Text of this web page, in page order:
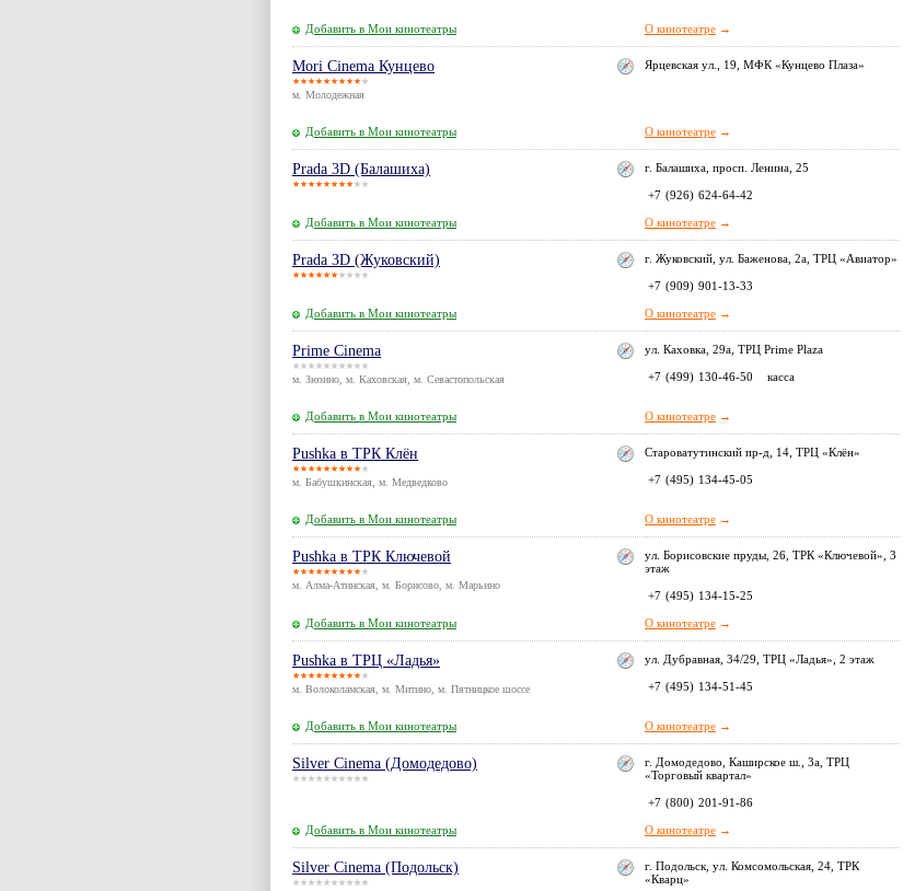
Добавить в Мои кинотеатры О кинотеатре →
Mori Cinema Кунцево
м. Молодежная
Ярцевская ул., 19, МФК «Кунцево Плаза»
Добавить в Мои кинотеатры О кинотеатре →
Prada 3D (Балашиха) г. Балашиха, просп. Ленина, 25
+7 (926) 624-64-42
Добавить в Мои кинотеатры О кинотеатре →
Prada 3D (Жуковский) г. Жуковский, ул. Баженова, 2а, ТРЦ «Авиатор»
+7 (909) 901-13-33
Добавить в Мои кинотеатры О кинотеатре →
Prime Cinema
м. Зюзино, м. Каховская, м. Севастопольская
ул. Каховка, 29а, ТРЦ Prime Plaza
+7 (499) 130-46-50 касса
Добавить в Мои кинотеатры О кинотеатре →
Pushka в ТРК Клён
м. Бабушкинская, м. Медведково
Староватутинский пр-д, 14, ТРЦ «Клён»
+7 (495) 134-45-05
Добавить в Мои кинотеатры О кинотеатре →
Pushka в ТРК Ключевой
м. Алма-Атинская, м. Борисово, м. Марьино
ул. Борисовские пруды, 26, ТРК «Ключевой», 3
этаж
+7 (495) 134-15-25
Добавить в Мои кинотеатры О кинотеатре →
Pushka в ТРЦ «Ладья»
м. Волоколамская, м. Митино, м. Пятницкое шоссе
ул. Дубравная, 34/29, ТРЦ «Ладья», 2 этаж
+7 (495) 134-51-45
Добавить в Мои кинотеатры О кинотеатре →
Silver Cinema (Домодедово)
г. Домодедово, Каширское ш., 3а, ТРЦ
«Торговый квартал»
+7 (800) 201-91-86
Добавить в Мои кинотеатры О кинотеатре →
Silver Cinema (Подольск)
г. Подольск, ул. Комсомольская, 24, ТРК
«Кварц»